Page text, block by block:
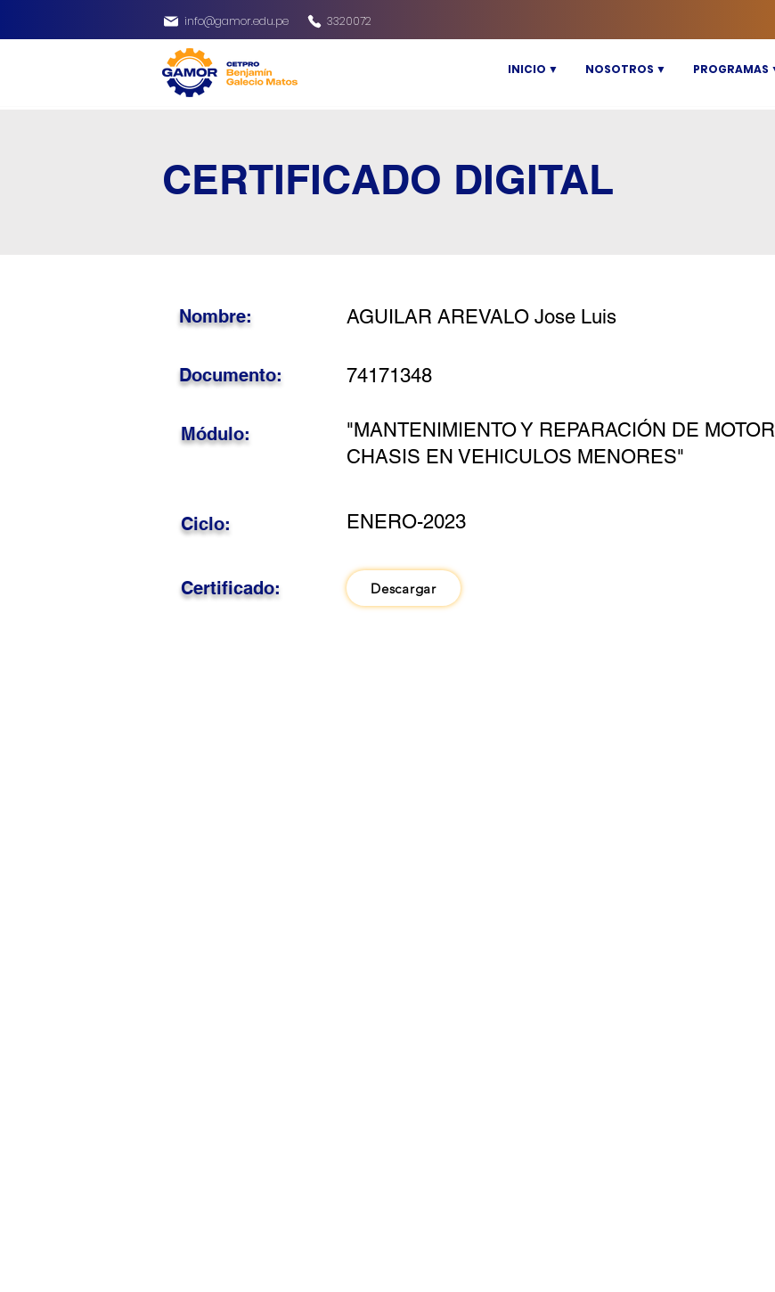
info@gamor.edu.pe 3320072
INICIO ▼ NOSOTROS ▼ PROGRAMAS
CERTIFICADO DIGITAL
AGUILAR AREVALO Jose Luis
Nombre:
74171348
Documento:
"MANTENIMIENTO Y REPARACIÓN DE
CHASIS EN VEHICULOS MENORES"
Módulo:
ENERO-2023
Ciclo:
Certificado: Descargar